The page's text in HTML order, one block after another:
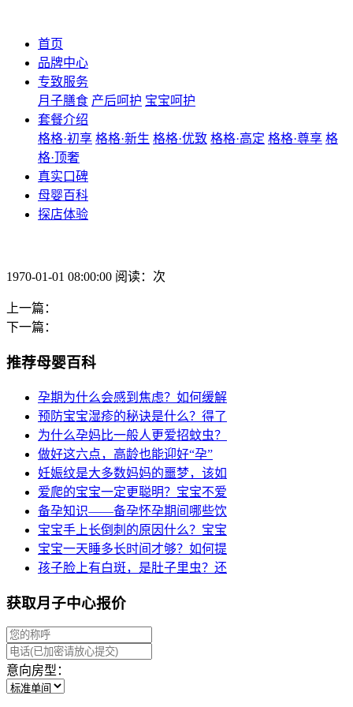
首页
品牌中心
专致服务
月子膳食 产后呵护 宝宝呵护
套餐介绍
格格·初享 格格·新生 格格·优致 格格·高定 格格·尊享 格
格·顶奢
真实口碑
母婴百科
探店体验
1970-01-01 08:00:00 阅读：次
上一篇：
下一篇：
推荐母婴百科
孕期为什么会感到焦虑？如何缓解
预防宝宝湿疹的秘诀是什么？得了
为什么孕妈比一般人更爱招蚊虫？
做好这六点，高龄也能迎好“孕”
妊娠纹是大多数妈妈的噩梦，该如
爱爬的宝宝一定更聪明？宝宝不爱
备孕知识——备孕怀孕期间哪些饮
宝宝手上长倒刺的原因什么？宝宝
宝宝一天睡多长时间才够？如何提
孩子脸上有白斑，是肚子里虫？还
获取月子中心报价
意向房型：